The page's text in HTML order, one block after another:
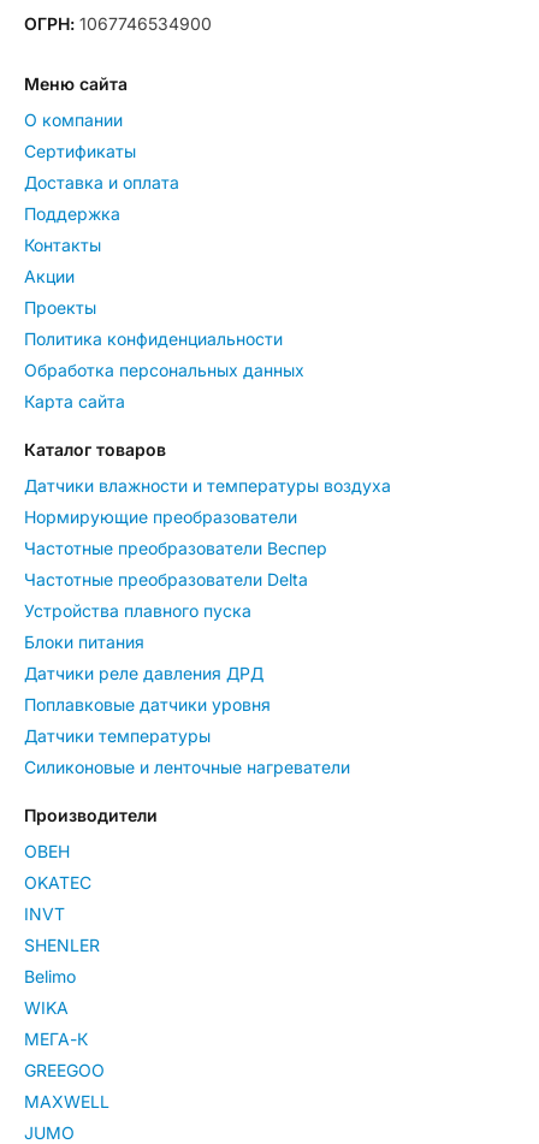
ОГРН: 1067746534900
Меню сайта
О компании
Сертификаты
Доставка и оплата
Поддержка
Контакты
Акции
Проекты
Политика конфиденциальности
Обработка персональных данных
Карта сайта
Каталог товаров
Датчики влажности и температуры воздуха
Нормирующие преобразователи
Частотные преобразователи Веспер
Частотные преобразователи Delta
Устройства плавного пуска
Блоки питания
Датчики реле давления ДРД
Поплавковые датчики уровня
Датчики температуры
Силиконовые и ленточные нагреватели
Производители
ОВЕН
OKATEC
INVT
SHENLER
Belimo
WIKA
МЕГА-К
GREEGOO
MAXWELL
JUMO